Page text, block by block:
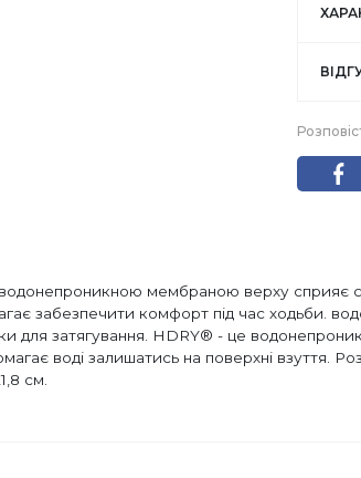
мембраною верху сприяє
забезпечити комфорт під час ходьби.
для затягування. HDRY® - це
воді залишатись на поверхні взуття.
см.